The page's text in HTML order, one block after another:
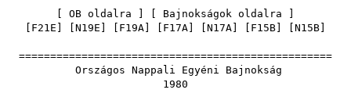
OB oldalra Bajnokságok oldalra
F21E N19E F19A F17A N17A F15B N15B
==================================================
Országos Nappali Egyéni Bajnokság
1980